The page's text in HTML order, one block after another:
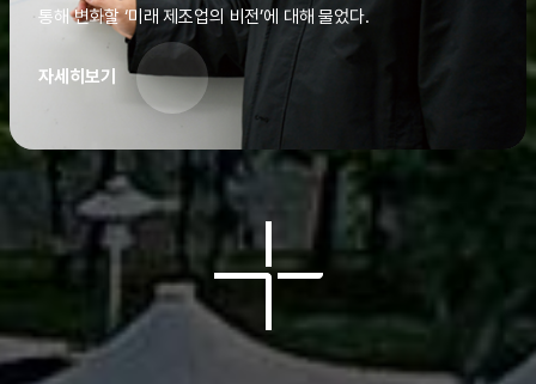
통해 변화할 ‘미래 제조업의 비전’에 대해 물었다.
자세히보기